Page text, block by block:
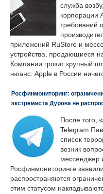
служба
корпорации
требований
приложений RuStore и
устройства, продающиеся
Компании грозит крупный
нюанс: Apple в России
Росфинмониторинг:
экстремиста Дурова не
После того,
Telegram
список
возник
мессенджер
Росфинмониторинге
распространяются
этим статусом